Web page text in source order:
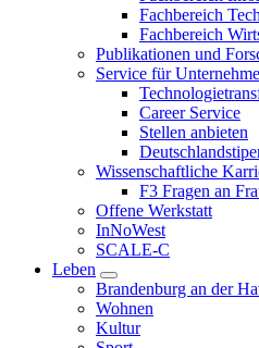
Fachbereich
Fachbereich
Publikationen und
Service für
Career Service
Stellen anbieten
Wissenschaftliche
F3 Fragen an
Offene Werkstatt
InNoWest
SCALE-C
Leben
Brandenburg an der
Wohnen
Kultur